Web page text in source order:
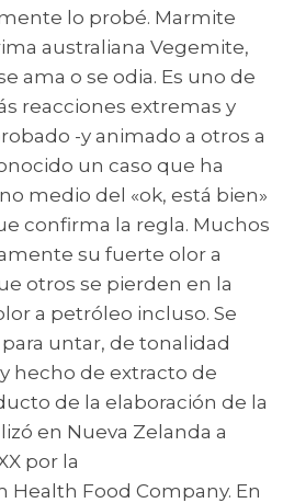
lo probé. Marmite
australiana Vegemite,
ama o se odia. Es uno de
reacciones extremas y
-y animado a otros a
un caso que ha
medio del «ok, está bien»
confirma la regla. Muchos
su fuerte olor a
otros se pierden en la
a petróleo incluso. Se
untar, de tonalidad
hecho de extracto de
de la elaboración de la
en Nueva Zelanda a
por la
Food Company. En